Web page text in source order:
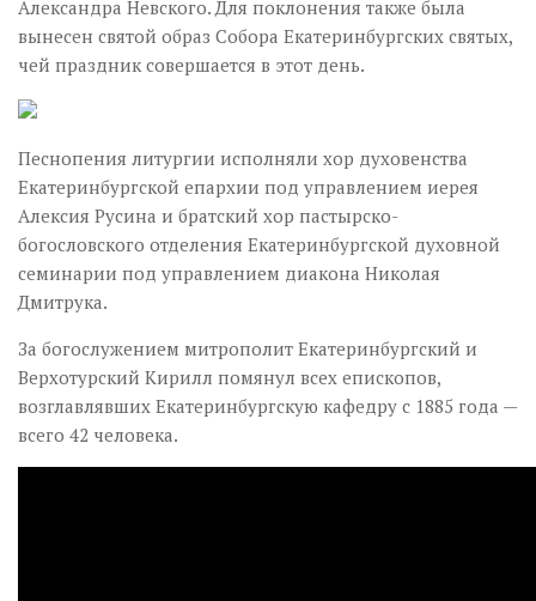
Александра Невского. Для поклонения также была
вынесен святой образ Собора Екатеринбургских святых,
чей праздник совершается в этот день.
Песнопения литургии исполняли хор духовенства
Екатеринбургской епархии под управлением иерея
Алексия Русина и братский хор пастырско-
богословского отделения Екатеринбургской духовной
семинарии под управлением диакона Николая
Дмитрука.
За богослужением митрополит Екатеринбургский и
Верхотурский Кирилл помянул всех епископов,
возглавлявших Екатеринбургскую кафедру с 1885 года —
всего 42 человека.